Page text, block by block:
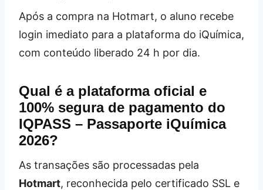
Após a compra na Hotmart, o aluno recebe
login imediato para a plataforma do iQuímica,
com conteúdo liberado 24 h por dia.
Qual é a plataforma oficial e
100% segura de pagamento do
IQPASS – Passaporte iQuímica
2026?
As transações são processadas pela
Hotmart, reconhecida pelo certificado SSL e